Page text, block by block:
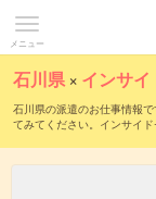
メニュー
石川県 × インサ
石川県の派遣のお仕事情報で
てみてください。インサイド
間や、職種未経験OKなどの